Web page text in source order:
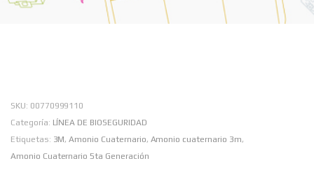
SKU: 00770999110
Categoría: LÍNEA DE BIOSEGURIDAD
Etiquetas: 3M,Amonio Cuaternario, Amonio cuaternario 3m,
Amonio Cuaternario 5ta Generación